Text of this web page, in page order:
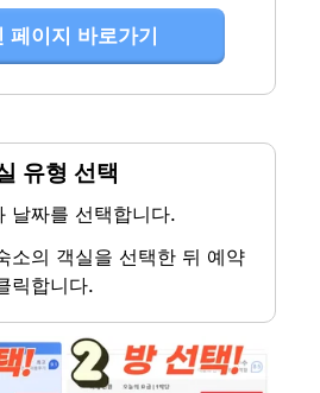
페이지 바로가기
유형 선택
날짜를 선택합니다.
소의 객실을 선택한 뒤 예약
릭합니다.